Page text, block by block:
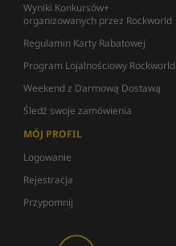
Wyniki Konkursów+
organizowanych przez Rockworld
Regulamin Karty Rabatowej
Program Lojalnościowy Rockworld
Weekend z Darmową Dostawą
Śledź swoje zamówienia
MÓJ PROFIL
Logowanie
Rejestracja
Przypomnij